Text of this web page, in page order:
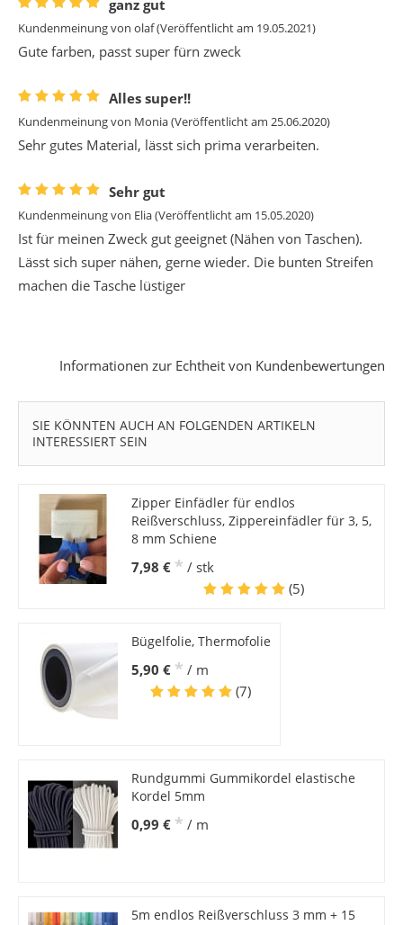
ganz gut
Kundenmeinung von olaf(Veröffentlicht am 19.05.2021)
Gute farben, passt super fürn zweck
Alles super!!
Kundenmeinung von Monia(Veröffentlicht am 25.06.2020)
Sehr gutes Material, lässt sich prima verarbeiten.
Sehr gut
Kundenmeinung von Elia(Veröffentlicht am 15.05.2020)
Ist für meinen Zweck gut geeignet (Nähen von Taschen).
Lässt sich super nähen, gerne wieder. Die bunten Streifen
machen die Tasche lüstiger
Informationen zur Echtheit von Kundenbewertungen
SIE KÖNNTEN AUCH AN FOLGENDEN ARTIKELN
INTERESSIERT SEIN
Zipper Einfädler für endlos
Reißverschluss, Zippereinfädler für 3, 5,
8 mm Schiene
7,98 € * / stk
(5)
Bügelfolie, Thermofolie
5,90 € * / m
(7)
Rundgummi Gummikordel elastische
Kordel 5mm
0,99 € * / m
5m endlos Reißverschluss 3 mm + 15